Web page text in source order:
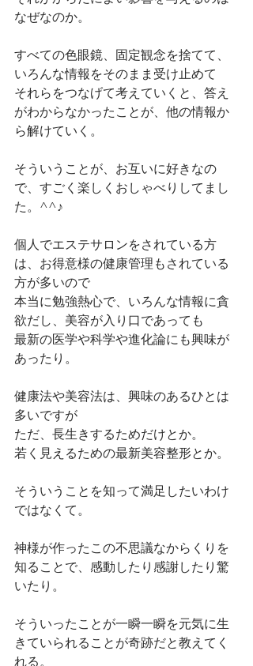
なぜなのか。
すべての色眼鏡、固定観念を捨てて、
いろんな情報をそのまま受け止めて
それらをつなげて考えていくと、答え
がわからなかったことが、他の情報か
ら解けていく。
そういうことが、お互いに好きなの
で、すごく楽しくおしゃべりしてまし
た。^^♪
個人でエステサロンをされている方
は、お得意様の健康管理もされている
方が多いので
本当に勉強熱心で、いろんな情報に貪
欲だし、美容が入り口であっても
最新の医学や科学や進化論にも興味が
あったり。
健康法や美容法は、興味のあるひとは
多いですが
ただ、長生きするためだけとか。
若く見えるための最新美容整形とか。
そういうことを知って満足したいわけ
ではなくて。
神様が作ったこの不思議なからくりを
知ることで、感動したり感謝したり驚
いたり。
そういったことが一瞬一瞬を元気に生
きていられることが奇跡だと教えてく
れる。